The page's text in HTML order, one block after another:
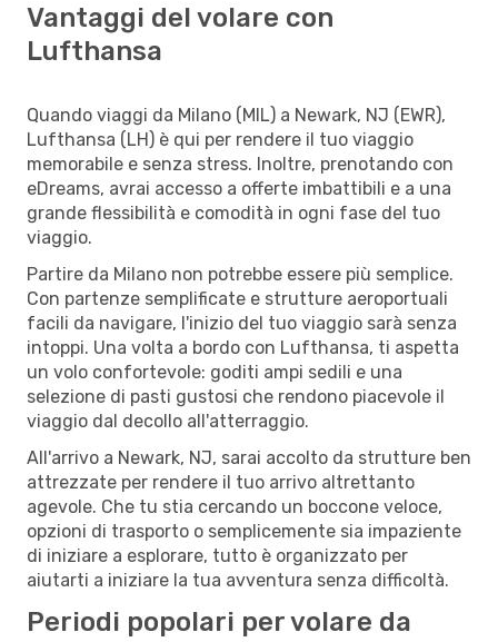
Vantaggi del volare con
Lufthansa
Quando viaggi da Milano (MIL) a Newark, NJ (EWR),
Lufthansa (LH) è qui per rendere il tuo viaggio
memorabile e senza stress. Inoltre, prenotando con
eDreams, avrai accesso a offerte imbattibili e a una
grande flessibilità e comodità in ogni fase del tuo
viaggio.
Partire da Milano non potrebbe essere più semplice.
Con partenze semplificate e strutture aeroportuali
facili da navigare, l'inizio del tuo viaggio sarà senza
intoppi. Una volta a bordo con Lufthansa, ti aspetta
un volo confortevole: goditi ampi sedili e una
selezione di pasti gustosi che rendono piacevole il
viaggio dal decollo all'atterraggio.
All'arrivo a Newark, NJ, sarai accolto da strutture ben
attrezzate per rendere il tuo arrivo altrettanto
agevole. Che tu stia cercando un boccone veloce,
opzioni di trasporto o semplicemente sia impaziente
di iniziare a esplorare, tutto è organizzato per
aiutarti a iniziare la tua avventura senza difficoltà.
Periodi popolari per volare da